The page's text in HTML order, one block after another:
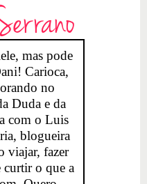
mas pode
Carioca,
no
Duda e da
com o Luis
blogueira
viajar, fazer
curtir o que a